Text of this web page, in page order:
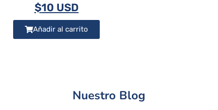
$10 USD
Añadir al carrito
Nuestro Blog